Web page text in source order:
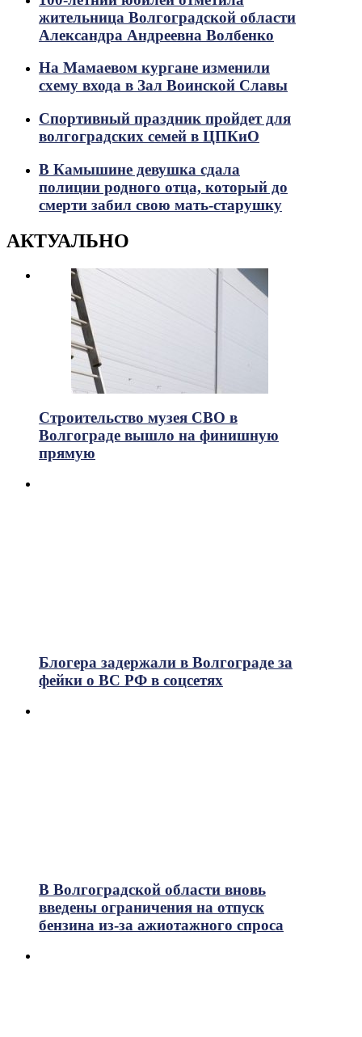
жительница Волгоградской области
Александра Андреевна Волбенко
На Мамаевом кургане изменили
схему входа в Зал Воинской Славы
Спортивный праздник пройдет для
волгоградских семей в ЦПКиО
В Камышине девушка сдала
полиции родного отца, который до
смерти забил свою мать-старушку
АКТУАЛЬНО
Строительство музея СВО в
Волгограде вышло на финишную
прямую
Блогера задержали в Волгограде за
фейки о ВС РФ в соцсетях
В Волгоградской области вновь
введены ограничения на отпуск
бензина из-за ажиотажного спроса